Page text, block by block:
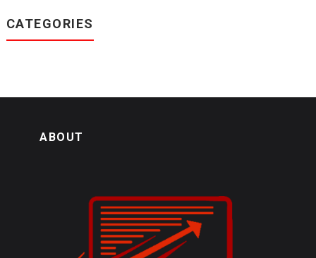
CATEGORIES
ABOUT